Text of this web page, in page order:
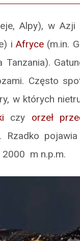
Alpy), w Azji
i Afryce(m.in.
Tanzania).
Często
w których
czy orzeł
Rzadko
m n.p.m.